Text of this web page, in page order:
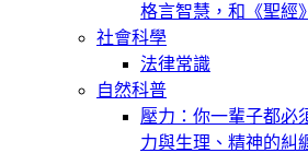
格言智慧，和《聖經
社會科學
法律常識
自然科普
壓力：你一輩子都必
力與生理、精神的糾